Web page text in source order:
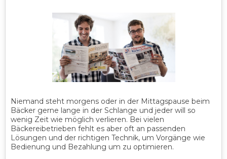
Niemand steht morgens oder in der Mittagspause beim
Bäcker gerne lange in der Schlange und jeder will so
wenig Zeit wie möglich verlieren. Bei vielen
Bäckereibetrieben fehlt es aber oft an passenden
Lösungen und der richtigen Technik, um Vorgänge wie
Bedienung und Bezahlung um zu optimieren.